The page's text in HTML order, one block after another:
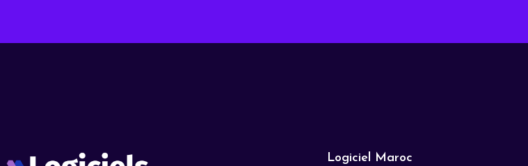
Logiciel Maroc